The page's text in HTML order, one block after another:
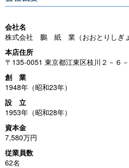
会社名
株式会社 鵬 紙 業（おおとりしぎょ
本店住所
〒135-0051 東京都江東区枝川２－６
創 業
1948年（昭和23年）
設 立
1953年（昭和28年）
資本金
7,580万円
従業員数
62名